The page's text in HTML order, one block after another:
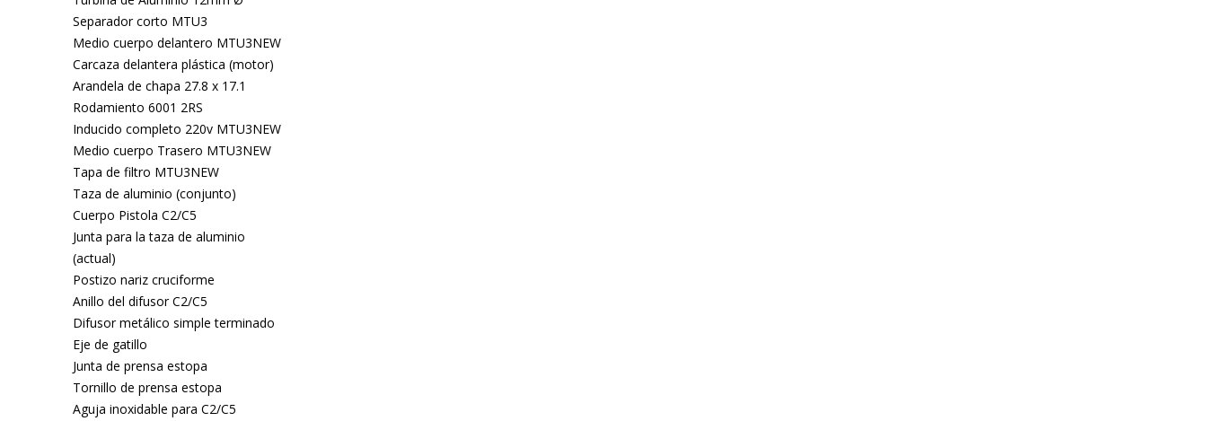
Separador corto MTU3
Medio cuerpo delantero MTU3NEW
Carcaza delantera plástica (motor)
Arandela de chapa 27.8 x 17.1
Rodamiento 6001 2RS
Inducido completo 220v MTU3NEW
Medio cuerpo Trasero MTU3NEW
Tapa de filtro MTU3NEW
Taza de aluminio (conjunto)
Cuerpo Pistola C2/C5
Junta para la taza de aluminio
(actual)
Postizo nariz cruciforme
Anillo del difusor C2/C5
Difusor metálico simple terminado
Eje de gatillo
Junta de prensa estopa
Tornillo de prensa estopa
Aguja inoxidable para C2/C5